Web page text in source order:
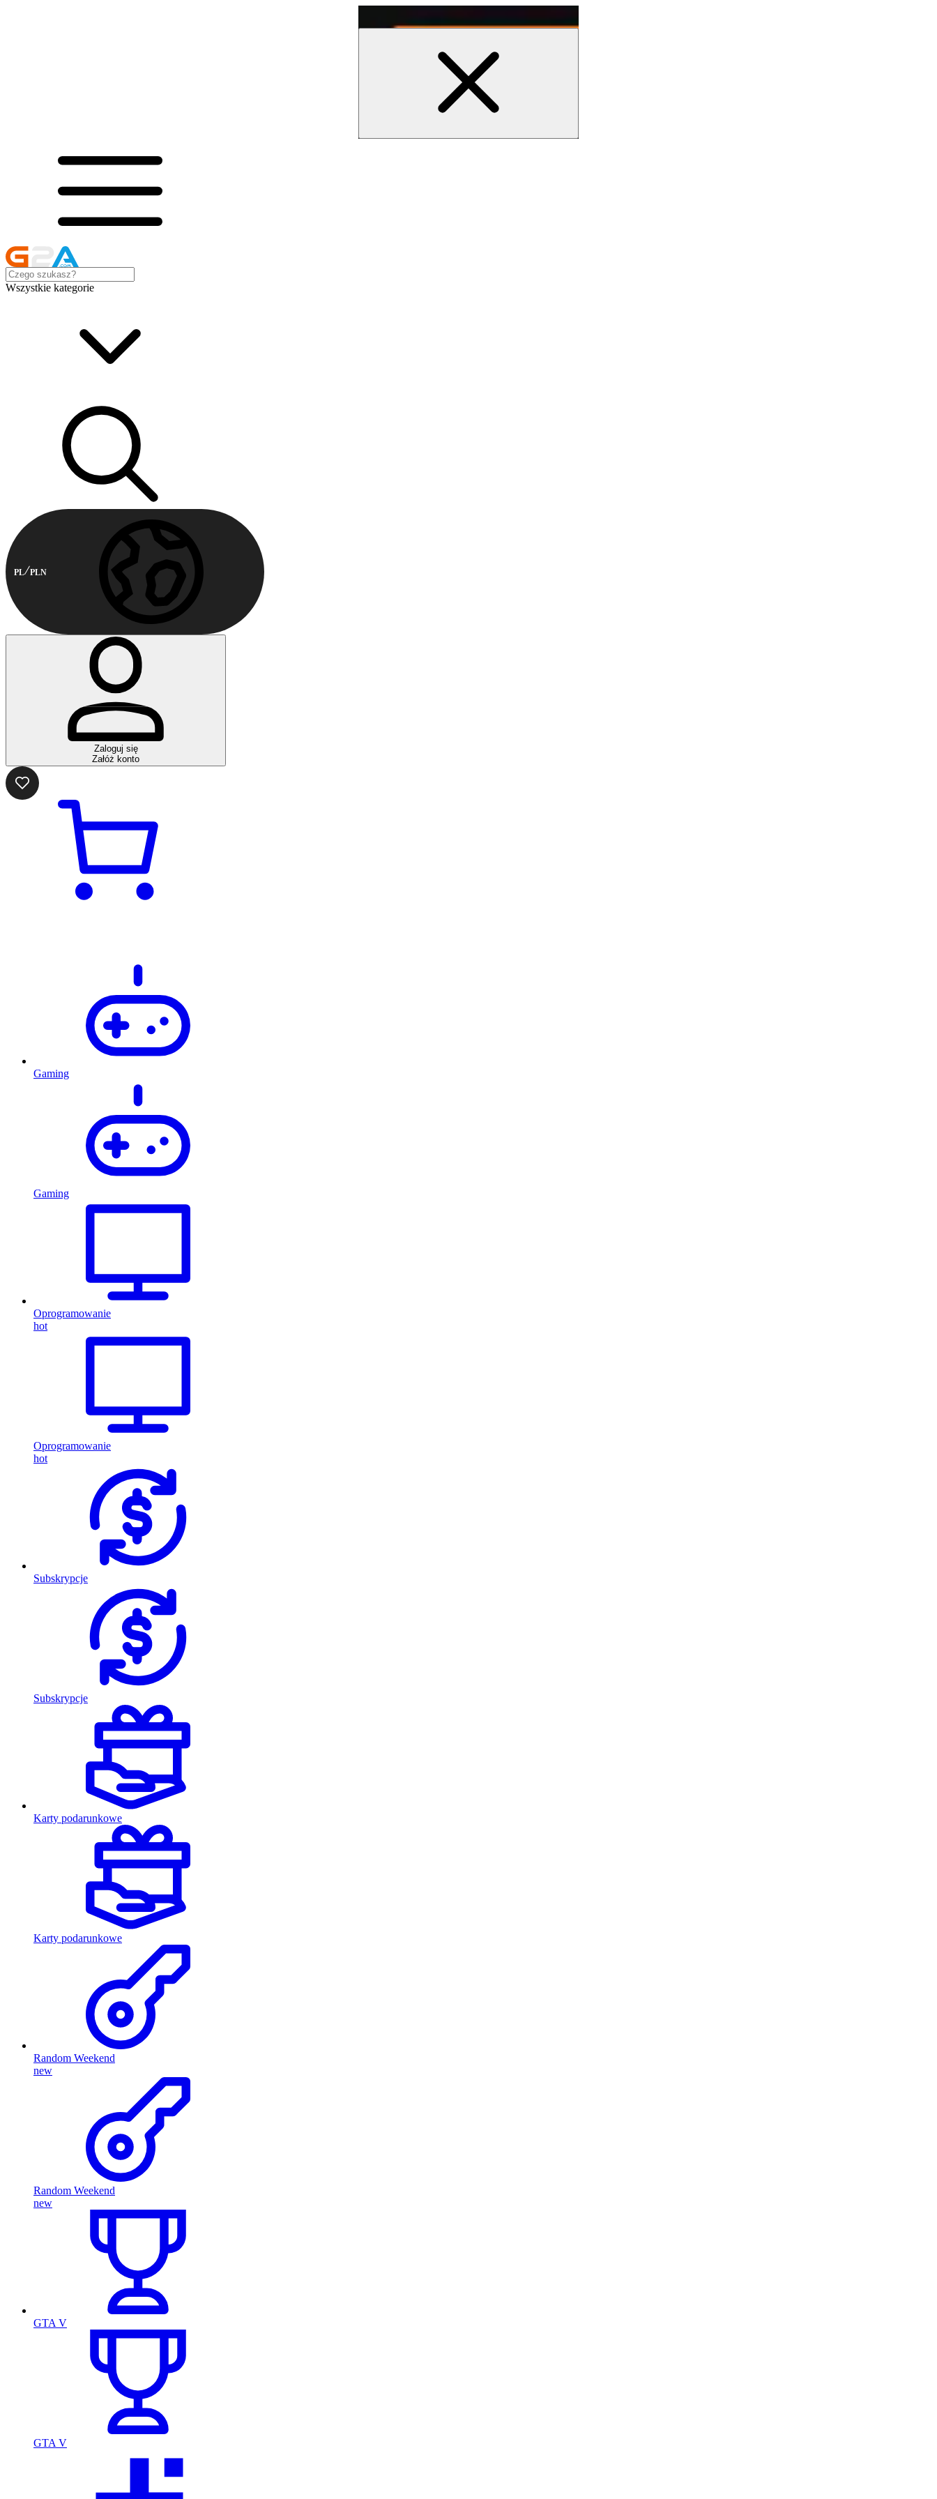
Wszystkie kategorie
PL PLN
Zaloguj się
Załóż konto
Gaming
Gaming
Oprogramowanie
hot
Oprogramowanie
hot
Subskrypcje
Subskrypcje
Karty podarunkowe
Karty podarunkowe
Random Weekend
new
Random Weekend
new
GTA V
GTA V